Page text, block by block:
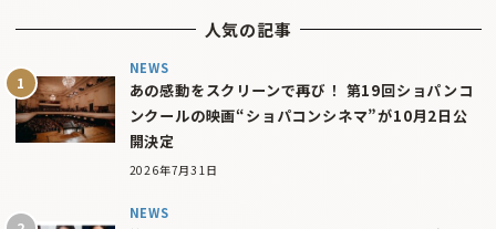
人気の記事
NEWS
あの感動をスクリーンで再び！ 第19回ショパンコ
ンクールの映画“ショパコンシネマ”が10月2日公
開決定
2026年7月31日
NEWS